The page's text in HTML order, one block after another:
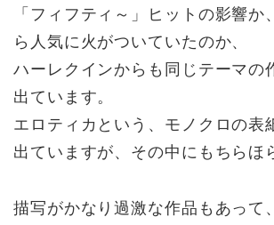
「フィフティ～」ヒットの影響か
ら人気に火がついていたのか、
ハーレクインからも同じテーマの
出ています。
エロティカという、モノクロの表
出ていますが、その中にもちらほ
描写がかなり過激な作品もあって